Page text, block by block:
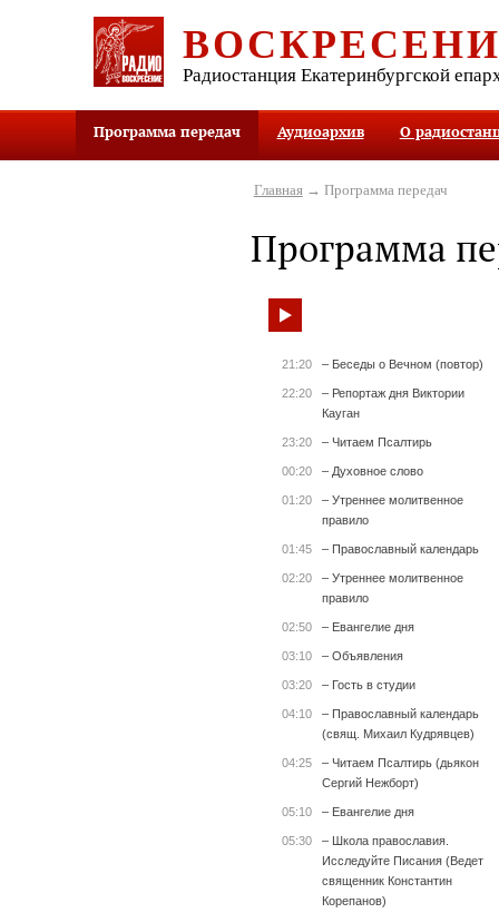
Радиостанция Екатеринбургской
Программа передач Аудиоархив О
Главная→ Программа передач
Программа
21:20 – Беседы о Вечном (повтор)
22:20
– Репортаж дня Виктории
Кауган
23:20 – Читаем Псалтирь
00:20 – Духовное слово
01:20
– Утреннее молитвенное
правило
01:45 – Православный календарь
02:20
– Утреннее молитвенное
правило
02:50 – Евангелие дня
03:10 – Объявления
03:20 – Гость в студии
04:10
– Православный календарь
(свящ. Михаил Кудрявцев)
04:25
– Читаем Псалтирь (дьякон
Сергий Нежборт)
05:10 – Евангелие дня
05:30
– Школа православия.
Исследуйте Писания (Ведет
священник Константин
Корепанов)